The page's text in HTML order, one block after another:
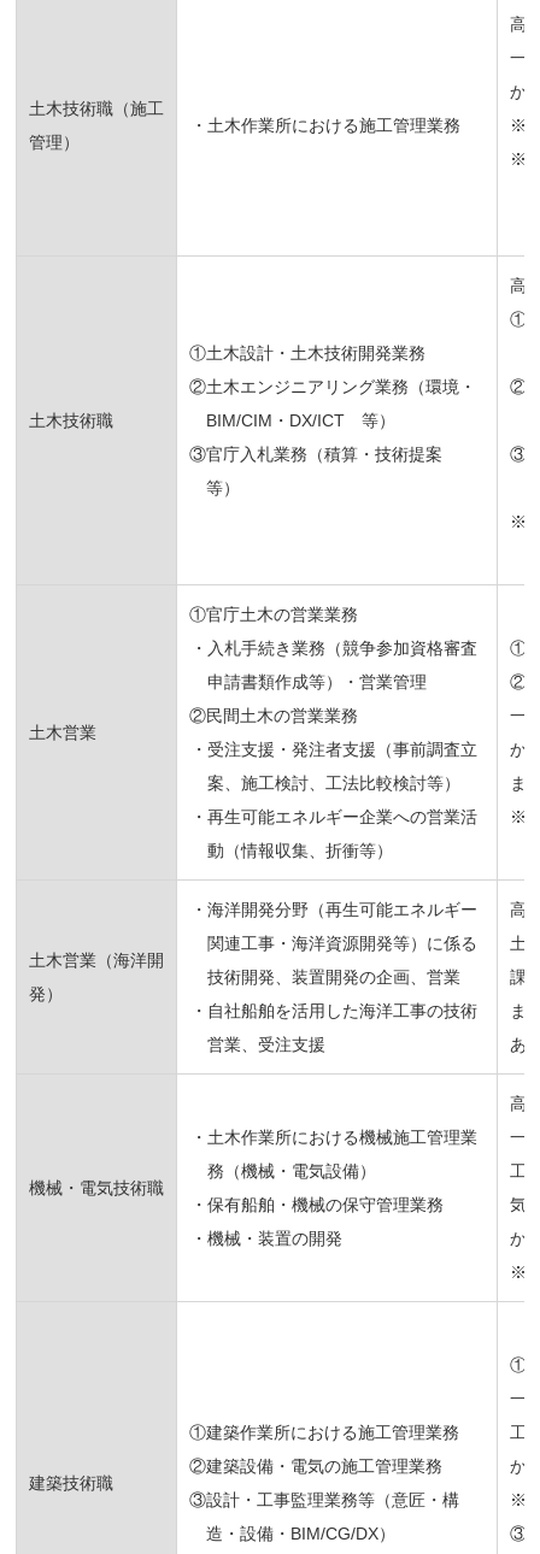
土木技術職（施工
管理）
・土木作業所における施工管理業務
高
一
か
土木技術職
①土木設計・土木技術開発業務
②土木エンジニアリング業務（環境・
BIM/CIM・DX/ICT 等）
③官庁入札業務（積算・技術提案
等）
高
①
②
③
※
土木営業
①官庁土木の営業業務
・入札手続き業務（競争参加資格審査
申請書類作成等）・営業管理
②民間土木の営業業務
・受注支援・発注者支援（事前調査立
案、施工検討、工法比較検討等）
・再生可能エネルギー企業への営業活
動（情報収集、折衝等）
①
②
一
か
ま
※
土木営業（海洋開
発）
・海洋開発分野（再生可能エネルギー
関連工事・海洋資源開発等）に係る
技術開発、装置開発の企画、営業
・自社船舶を活用した海洋工事の技術
営業、受注支援
高
土
課
ま
あ
機械・電気技術職
・土木作業所における機械施工管理業
務（機械・電気設備）
・保有船舶・機械の保守管理業務
・機械・装置の開発
高
一
工
気
か
※
建築技術職
①建築作業所における施工管理業務
②建築設備・電気の施工管理業務
③設計・工事監理業務等（意匠・構
造・設備・BIM/CG/DX）
①②
一
工
か
※
③